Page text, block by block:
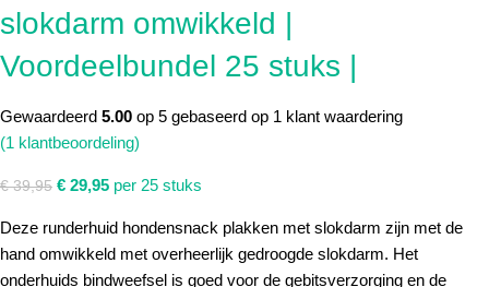
slokdarm omwikkeld |
Voordeelbundel 25 stuks |
Gewaardeerd 5.00 op 5 gebaseerd op 1 klant waardering
(1 klantbeoordeling)
€39,95 € 29,95 per 25 stuks
Deze runderhuid hondensnack plakken met slokdarm zijn met de
hand omwikkeld met overheerlijk gedroogde slokdarm. Het
onderhuids bindweefsel is goed voor de gebitsverzorging en de